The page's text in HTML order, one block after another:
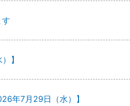
】
年7月29日（水）】